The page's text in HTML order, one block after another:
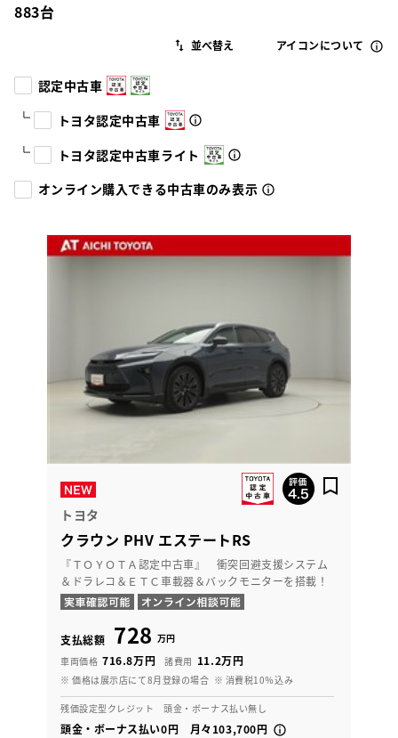
883台
アイコンについて
認定中古車
トヨタ認定中古車
トヨタ認定中古車ライト
オンライン購入できる中古車のみ表示
トヨタ
クラウン PHV エステートRS
『ＴＯＹＯＴＡ認定中古車』 衝突回避支援システム
＆ドラレコ＆ＥＴＣ車載器＆バックモニターを搭載！
支払総額 728 万円
車両価格 716.8万円 諸費用 11.2万円
※ 価格は展示店にて8月登録の場合 ※ 消費税10％込み
残価設定型クレジット 頭金・ボーナス払い無し
頭金・ボーナス払い0円 月々103,700円